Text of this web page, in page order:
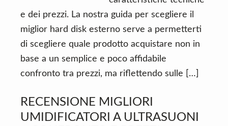
e dei prezzi. La nostra guida per scegliere il
miglior hard disk esterno serve a permetterti
di scegliere quale prodotto acquistare non in
base a un semplice e poco affidabile
confronto tra prezzi, ma riflettendo sulle […]
RECENSIONE MIGLIORI
UMIDIFICATORI A ULTRASUONI